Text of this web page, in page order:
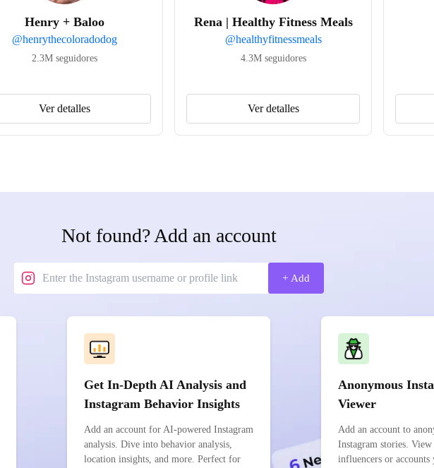
Henry + Baloo
@henrythecoloradodog
2.3M seguidores
Ver detalles
Rena | Healthy Fitness Meals
@healthyfitnessmeals
4.3M seguidores
Ver detalles
Not found? Add an account
+ Add
Get In-Depth AI Analysis and
Instagram Behavior Insights
Add an account for AI-powered Instagram
analysis. Dive into behavior analysis,
location insights, and more. Perfect for
Anonymous
Viewer
Add an account to
Instagram stories.
influencers or accounts